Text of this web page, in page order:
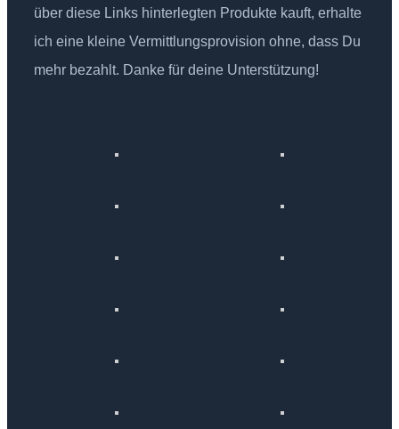
über diese Links hinterlegten Produkte kauft, erhalte
ich eine kleine Vermittlungsprovision ohne, dass Du
mehr bezahlt. Danke für deine Unterstützung!